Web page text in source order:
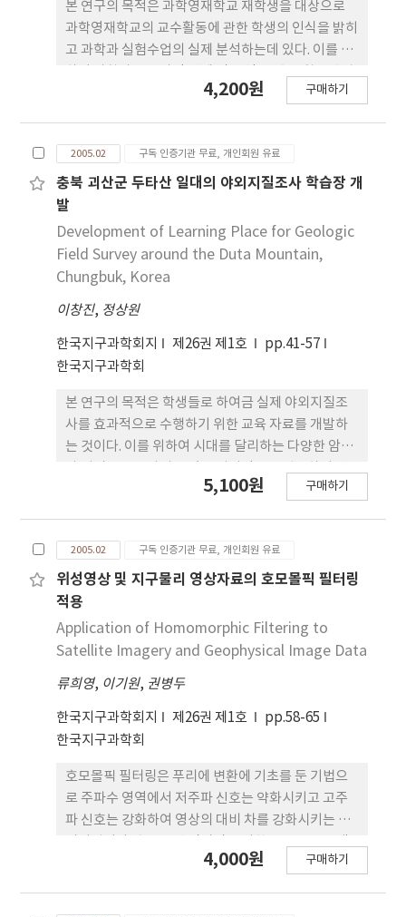
도와주어야 한다. 또한 충분한 현장 집중 지도 내용과
전달 방식을 준비하고, 사전 연구 과정에서 통합 문제
를 해결하려는 관점에서 상세한 노두별 지도 지침을
마련해 두어야 한다. 그리고 결론 도출 과정을 세밀히
질 현상에 대한 학생들의 오개념을 사전에 숙지하고
있어야 한다.
본 연구의 목적은 과학영재학교 재학생을 대상으로
과학영재학교의 교수활동에 관한 학생의 인식을 밝히
고 과학과 실험수업의 실제 분석하는데 있다. 이를 위
평가 방법에 관한 설문 결과와 과학과 실험수업에서
사한 결과, 심화선택과목의 학점 비중을 더 높여야 한
다는 의견과 보통교과의 학점을 줄이고 수학 및 과학
교과의 학점을 늘려야 한다는 의견이 상대적으로 높
게 나타났다. 또한 과학영재학교 과학과 수업시사간
에 주로 사용되는 수업방법으로는 강의나 설명, 조별
수업, 토론이 대다수를 차지하였고 학생들이 선호하
는 수업방법으로는 강의나 설명, 토론 외에도 탐구학
습, 개인연구, 문제해결학습 등 다양하게 나타났다.
그리고 학생들이 선호하는 평가방법은 지필 평가와
보고서평가, 실험 평가의 순으로 나타났다. 과학영재
학교 과학실험 수업에서 상호작용 유형을 분석한 결
과, 교사 질문의 수준에 따라 교사-학생 상호작용 유
형이 다르게 나타났고, 실험과정 중에는 학생-학생 상
호작용에 의해 탐구활동이 활성화되었다.
4,200원 구매하기
2005.02 구독 인증기관 무료, 개인회원 유료
충북 괴산군 두타산 일대의 야외지질조사 학습장 개
발
Development of Learning Place for Geologic
Field Survey around the Duta Mountain,
Chungbuk, Korea
이창진, 정상원
한국지구과학회지 제26권 제1호
pp.41-57
한국지구과학회
본 연구의 목적은 학생들로 하여금 실제 야외지질조
사를 효과적으로 수행하기 위한 교육 자료를 개발하
는 것이다. 이를 위하여 시대를 달리하는 다양한 암석
리한 음성분지의 남동부 두타산 일대를 대상으로 선
로 학생들이 활동할 수 있도록 야외학습자료를 제시
하였다. 이를 위해 일반 지형도나 수치 지형도를 이용
하여 스스로 노선지질도를 작성하도록 하였으며 큰
구조나 서로 다른 암상과의 관계를 광역적으로 알 수
있도록 항공사진을 첨가하였다. 또한 각 관찰 지점마
다 노두 및 편광 현미경 사진을 제시하여 야외학습에
서 경험할 수 있는 환경으로 설계하여 실제로 야외에
서 겪게 되는 갈등 요인을 최소화 할 수 있도록 하였
다. 이렇게 구현된 야외지질조사자료는 충북대학교
사범대학 지구과학 수강자를 대상으로 학생들의 태도
를 조사하였으며, 그 결과 정의적 측면에서 학생들이
야외학습을 수행하는데 도움이 된다는 긍정적인 변화
를 보였으며, 특히 지구과학에 관한 구체적인 개념 형
성에 많은 도움이 되는 것으로 분석되었다.
5,100원 구매하기
2005.02 구독 인증기관 무료, 개인회원 유료
위성영상 및 지구물리 영상자료의 호모몰픽 필터링
적용
Application of Homomorphic Filtering to
Satellite Imagery and Geophysical Image Data
류희영, 이기원, 권병두
한국지구과학회지 제26권 제1호
pp.58-65
한국지구과학회
호모몰픽 필터링은 푸리에 변환에 기초를 둔 기법으
로 주파수 영역에서 저주파 신호는 약화시키고 고주
파 신호는 강화하여 영상의 대비 차를 강화시키는 처
을 개발하여 인공위성영상과 지구물리 자력탐사 자료
4,000원 구매하기